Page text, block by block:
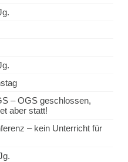
– OGS geschlossen,
aber statt!
– kein Unterricht für